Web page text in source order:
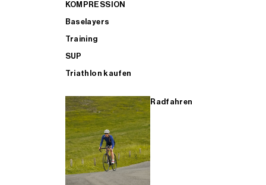
KOMPRESSION
Baselayers
Training
SUP
Triathlon kaufen
Radfahren